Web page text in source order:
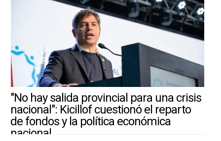
"No hay salida provincial para una crisis
nacional": Kicillof cuestionó el reparto
de fondos y la política económica
nacional